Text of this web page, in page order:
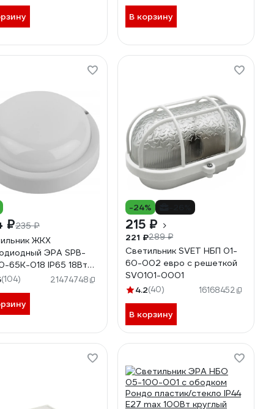
В корзину
₽235 ₽
ЖКХ
ЭРА SPB-
65K-018 IP65 18Вт
D185 круглый
(104) 21474748
-24%
215 ₽
221 ₽289 ₽
Светильник SVET НБП 01-
60-002 евро с решеткой
SV0101-0001
4.2(40) 16168452
В корзину